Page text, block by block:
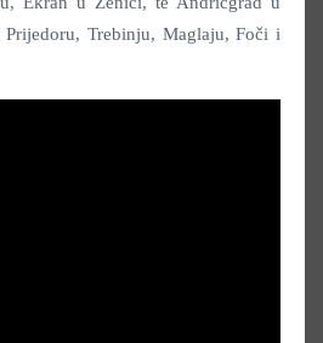
Trebinju, Maglaju, Foči i